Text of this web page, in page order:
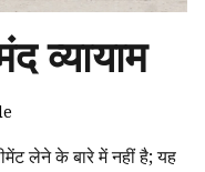
व्यायाम
लेने के बारे में नहीं है; यह